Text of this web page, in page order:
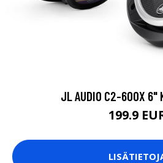
JL AUDIO C2-600X 6"
199.9